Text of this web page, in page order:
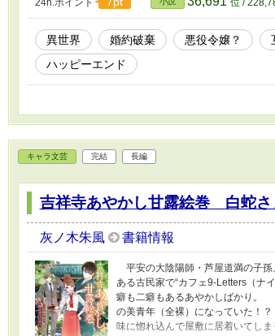
24h.ポイント 位 /
異世界 婚約破棄 悪役令嬢？
ハッピーエンド
キャラ文芸 完結 長編
吉祥寺あやかし甘露絵巻 白蛇さ
灰ノ木朱風 書籍情報
平安の大陰陽師・芦屋道満の子孫
ある古民家で“カフェ9-Letters（ナ
癖も二癖もあるあやかしばかり。
の美青年（全裸）になっていた！
味に惚れ込んで屋敷に居着いてし